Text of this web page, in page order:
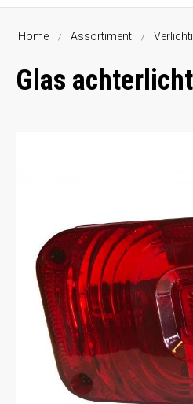
As, wiel en rem
Spatschermen
Electra
Verlichting
Lading bevestigingen
Oprijplaten
Gereedschap
FAQ
Vacature
Home Assortiment
Glas